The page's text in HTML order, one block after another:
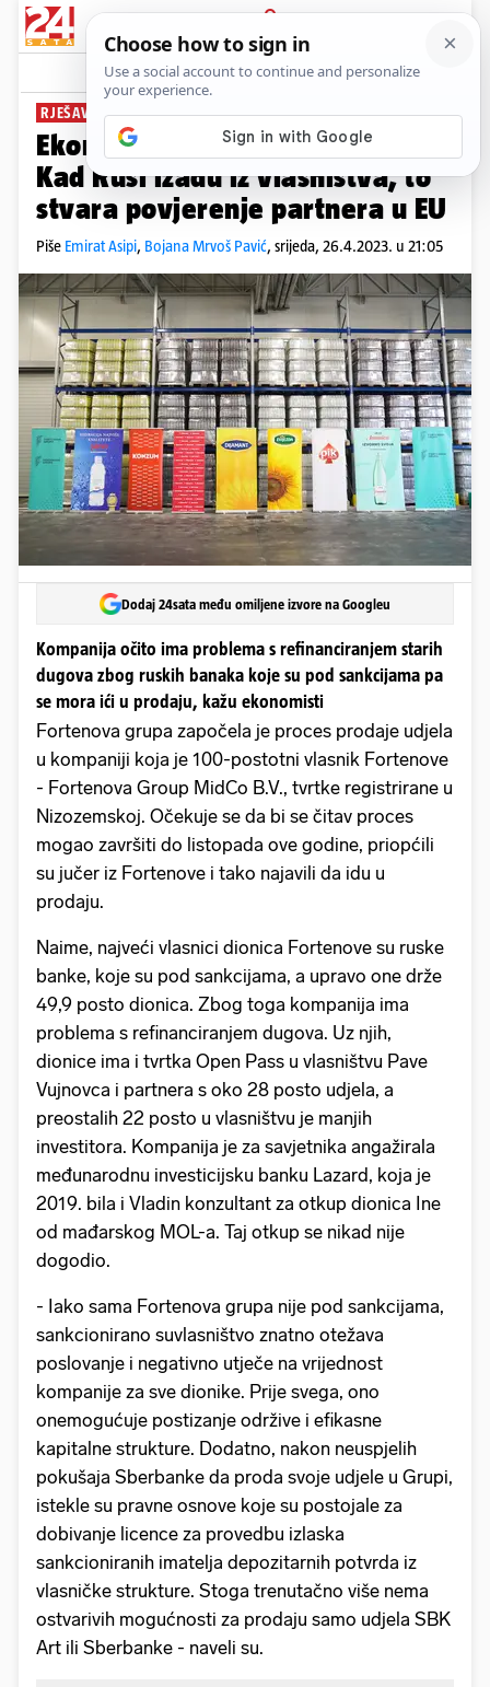
PRIJAVA
News Komentari
RJEŠAVANJE VLASNIŠTVA
Ekonomisti o prodaji Fortenove:
Kad Rusi izađu iz vlasništva, to
stvara povjerenje partnera u EU
Piše Emirat Asipi, Bojana Mrvoš Pavić, srijeda, 26.4.2023. u 21:05
Dodaj 24sata među omiljene izvore na Googleu
Kompanija očito ima problema s refinanciranjem starih
dugova zbog ruskih banaka koje su pod sankcijama pa
se mora ići u prodaju, kažu ekonomisti
Fortenova grupa započela je proces prodaje udjela
u kompaniji koja je 100-postotni vlasnik Fortenove
- Fortenova Group MidCo B.V., tvrtke registrirane u
Nizozemskoj. Očekuje se da bi se čitav proces
mogao završiti do listopada ove godine, priopćili
su jučer iz Fortenove i tako najavili da idu u
prodaju.
Naime, najveći vlasnici dionica Fortenove su ruske
banke, koje su pod sankcijama, a upravo one drže
49,9 posto dionica. Zbog toga kompanija ima
problema s refinanciranjem dugova. Uz njih,
dionice ima i tvrtka Open Pass u vlasništvu Pave
Vujnovca i partnera s oko 28 posto udjela, a
preostalih 22 posto u vlasništvu je manjih
investitora. Kompanija je za savjetnika angažirala
međunarodnu investicijsku banku Lazard, koja je
2019. bila i Vladin konzultant za otkup dionica Ine
od mađarskog MOL-a. Taj otkup se nikad nije
dogodio.
- Iako sama Fortenova grupa nije pod sankcijama,
sankcionirano suvlasništvo znatno otežava
poslovanje i negativno utječe na vrijednost
kompanije za sve dionike. Prije svega, ono
onemogućuje postizanje održive i efikasne
kapitalne strukture. Dodatno, nakon neuspjelih
pokušaja Sberbanke da proda svoje udjele u Grupi,
istekle su pravne osnove koje su postojale za
dobivanje licence za provedbu izlaska
sankcioniranih imatelja depozitarnih potvrda iz
vlasničke strukture. Stoga trenutačno više nema
ostvarivih mogućnosti za prodaju samo udjela SBK
Art ili Sberbanke - naveli su.